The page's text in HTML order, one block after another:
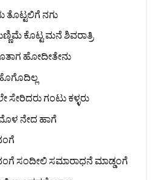
ತೊಟ್ಟಲಿಗೆ ನಗು
ಕೊಟ್ಟ ಮನೆ ಶಿವರಾತ್ರಿ
ಹೋದೀತೇನು
ಗಂಟು ಕಳ್ಳರು
ನೇದ ಹಾಗೆ
ಸಂದೀಲಿ ಸಮಾರಾಧನೆ ಮಾಡ್ಡಂಗೆ